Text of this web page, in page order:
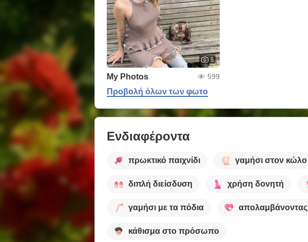
5
My Photos 599
Προβολή όλων των φωτο
Ενδιαφέροντα
πρωκτικό παιχνίδι γαμήσι στον κώλο
διπλή διείσδυση χρήση δονητή
γαμήσι με τα πόδια απολαμβάνοντας
κάθισμα στο πρόσωπο